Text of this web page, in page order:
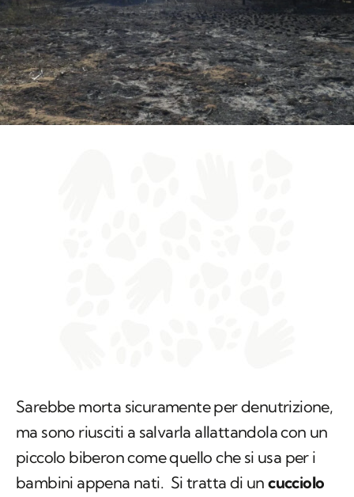
Sarebbe morta sicuramente per denutrizione,
ma sono riusciti a salvarla allattandola con un
piccolo biberon come quello che si usa per i
bambini appena nati. Si tratta di uncucciolo